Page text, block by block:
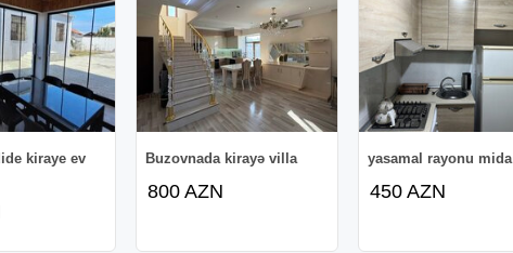
kiraye ev
Buzovnada kirayə villa
800 AZN
yasamal rayonu mida
450 AZN